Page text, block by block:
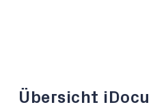
Übersicht